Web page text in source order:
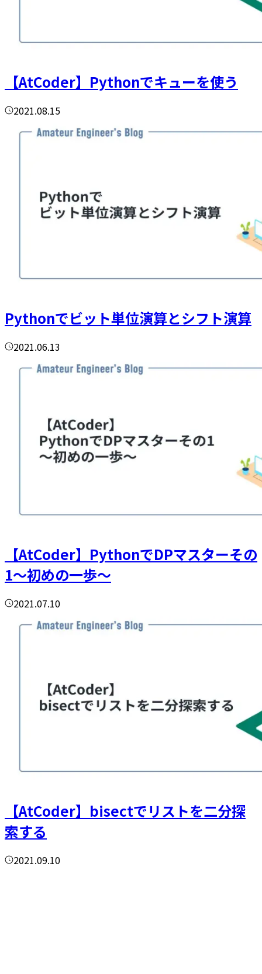
【AtCoder】Pythonでキューを使う
2021.08.15
Pythonでビット単位演算とシフト演算
2021.06.13
【AtCoder】PythonでDPマスターその
1〜初めの一歩〜
2021.07.10
【AtCoder】bisectでリストを二分探
索する
2021.09.10